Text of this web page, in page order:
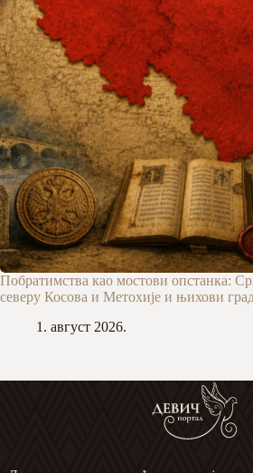
Побратимства као мостови опстанка:
северу Косова и Метохије и њихови
1. август 2026.